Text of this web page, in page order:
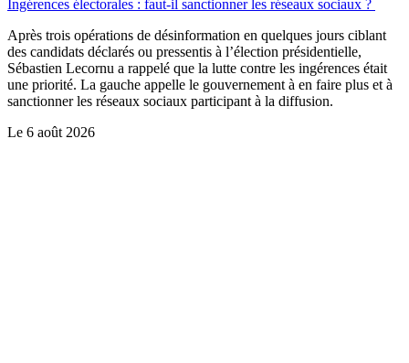
Ingérences électorales : faut-il sanctionner les réseaux sociaux ?
Après trois opérations de désinformation en quelques jours ciblant
des candidats déclarés ou pressentis à l’élection présidentielle,
Sébastien Lecornu a rappelé que la lutte contre les ingérences était
une priorité. La gauche appelle le gouvernement à en faire plus et à
sanctionner les réseaux sociaux participant à la diffusion.
Le 6 août 2026